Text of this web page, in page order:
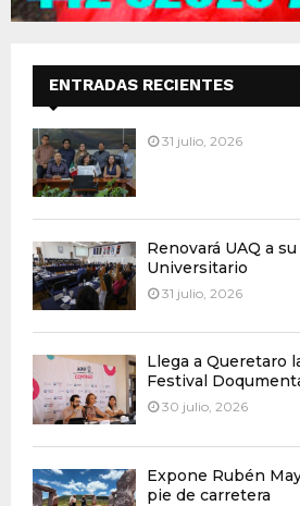
ENTRADAS RECIENTES
31 julio, 2026
Renovará UAQ a
Universitario
31 julio, 2026
Llega a Queretaro
Festival
30 julio, 2026
Expone Rubén
pie de carretera